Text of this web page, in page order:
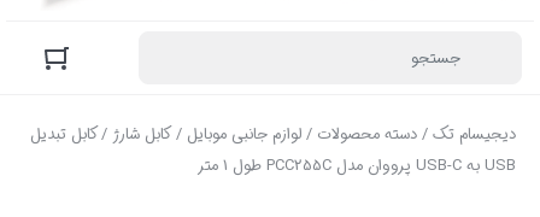
دیجیسام تک/دسته محصولات /لوازم جانبی موبایل /کابل شارژ / کابل تبدیل
USB به USB-C پرووان مدل PCC255C طول 1 متر